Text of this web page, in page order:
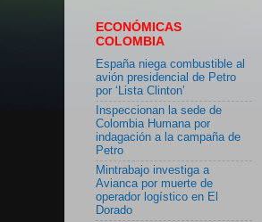
ECONÓMICAS
COLOMBIA
España niega combustible al
avión presidencial de Petro
por ‘Lista Clinton’
Inspeccionan la sede de
Colombia Humana por
indagación a la campaña de
Petro
Mintrabajo investiga a
Avianca por muerte de
operador logístico en El
Dorado